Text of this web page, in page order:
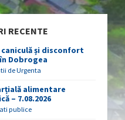
RECENTE
caniculă și disconfort
Dobrogea
de Urgenta
alimentare
– 7.08.2026
publice